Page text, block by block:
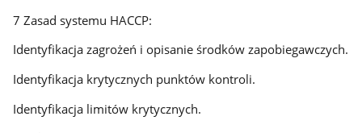
7 Zasad systemu HACCP:
Identyfikacja zagrożeń i opisanie środków zapobiegawczych.
Identyfikacja krytycznych punktów kontroli.
Identyfikacja limitów krytycznych.